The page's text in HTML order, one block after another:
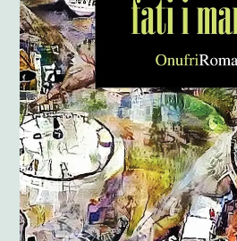
Ditarë
Evente
Blog